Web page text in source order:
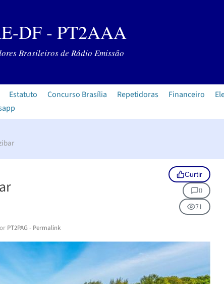
DF - PT2AAA
Brasileiros de Rádio Emissão
Estatuto Concurso Brasília Repetidoras Financeiro
Curtir
0
71
PT2PAG - Permalink